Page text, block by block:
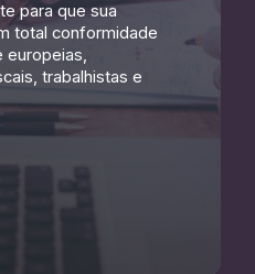
para que sua
total conformidade
europeias,
trabalhistas e